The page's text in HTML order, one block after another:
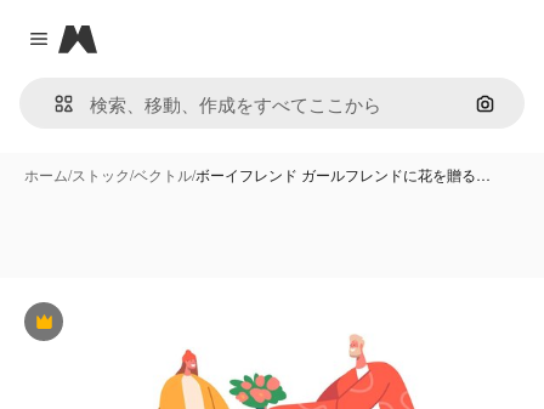
Close menu
Magnific
画像で
ホーム/ストック/ベクトル/ボーイフレンド ガールフレンドに花を贈る…
Premium